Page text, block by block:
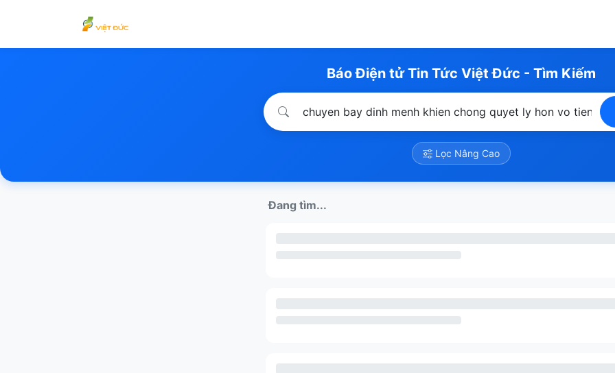
Báo Điện tử Tin Tức Việt Đức - Tìm Kiếm
Lọc Nâng Cao
Đang tìm...